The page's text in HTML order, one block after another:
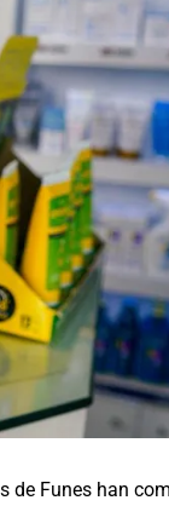
de Funes han